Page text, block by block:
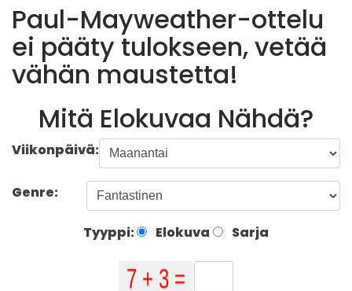
Paul-Mayweather-ottelu
ei pääty tulokseen, vetää
vähän maustetta!
Mitä Elokuvaa Nähdä?
Viikonpäivä:
Genre:
Tyyppi: Elokuva Sarja